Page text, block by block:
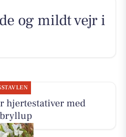
og mildt vejr i
hjertestativer med